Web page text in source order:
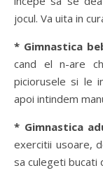
jocul. Va uita in
* Gimnastica
cand el n-are
piciorusele si le
apoi intindem
* Gimnastica
exercitii usoare,
sa culegeti bucati